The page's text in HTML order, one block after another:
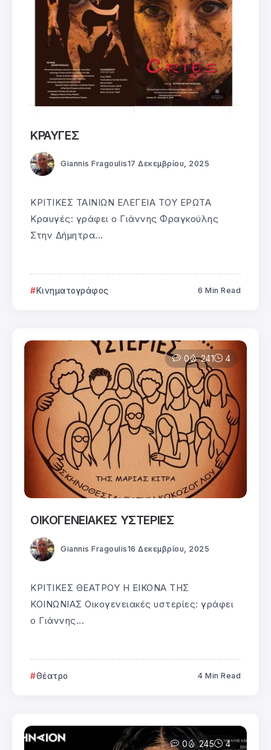
ΚΡΑΥΓΕΣ
Giannis Fragoulis17 Δεκεμβρίου, 2025
ΚΡΙΤΙΚΕΣ ΤΑΙΝΙΩΝ ΕΛΕΓΕΙΑ ΤΟΥ ΕΡΩΤΑ
Κραυγές: γράφει ο Γιάννης Φραγκούλης
Στην Δήμητρα...
Κινηματογράφος 6 Min Read
0 241 4
ΟΙΚΟΓΕΝΕΙΑΚΕΣ ΥΣΤΕΡΙΕΣ
Giannis Fragoulis16 Δεκεμβρίου, 2025
ΚΡΙΤΙΚΕΣ ΘΕΑΤΡΟΥ Η ΕΙΚΟΝΑ ΤΗΣ
ΚΟΙΝΩΝΙΑΣ Οικογενειακές υστερίες: γράφει
ο Γιάννης...
Θέατρο 4 Min Read
0 245 4